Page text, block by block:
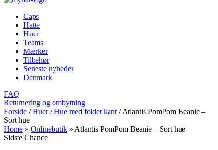
Caps
Hatte
Huer
Teams
Mærker
Tilbehør
Seneste nyheder
Denmark
FAQ
Returnering og ombytning
Forside / Huer / Hue med foldet kant / Atlantis PomPom Beanie –
Sort hue
Home » Onlinebutik » Atlantis PomPom Beanie – Sort hue
Sidste Chance